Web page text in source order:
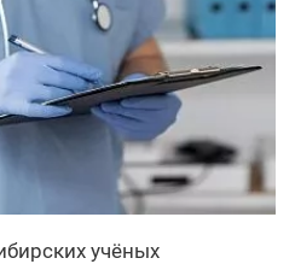
учёных